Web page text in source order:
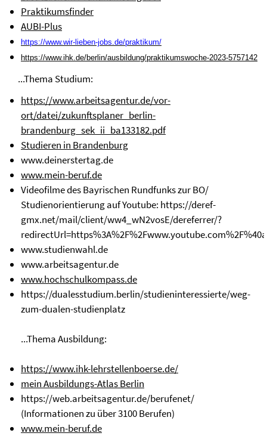
Praktikumsfinder
AUBI-Plus
https://www.wir-lieben-jobs.de/praktikum/
https://www.ihk.de/berlin/ausbildung/praktikumswoche-2023-5757142
...Thema Studium:
https://www.arbeitsagentur.de/vor-
ort/datei/zukunftsplaner_berlin-
brandenburg_sek_ii_ba133182.pdf
Studieren in Brandenburg
www.deinerstertag.de
www.mein-beruf.de
Videofilme des Bayrischen Rundfunks zur BO/
Studienorientierung auf Youtube: https://deref-
gmx.net/mail/client/ww4_wN2vosE/dereferrer/?
www.studienwahl.de
www.arbeitsagentur.de
www.hochschulkompass.de
https://dualesstudium.berlin/studieninteressierte/weg-
zum-dualen-studienplatz
...Thema Ausbildung:
https://www.ihk-lehrstellenboerse.de/
mein Ausbildungs-Atlas Berlin
https://web.arbeitsagentur.de/berufenet/
(Informationen zu über 3100 Berufen)
www.mein-beruf.de